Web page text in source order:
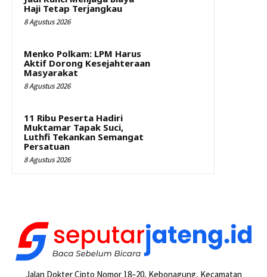
Haji Tetap Terjangkau
8 Agustus 2026
Menko Polkam: LPM Harus
Aktif Dorong Kesejahteraan
Masyarakat
8 Agustus 2026
11 Ribu Peserta Hadiri
Muktamar Tapak Suci,
Luthfi Tekankan Semangat
Persatuan
8 Agustus 2026
Jalan Dokter Cipto Nomor 18–20, Kebonagung, Kecamatan